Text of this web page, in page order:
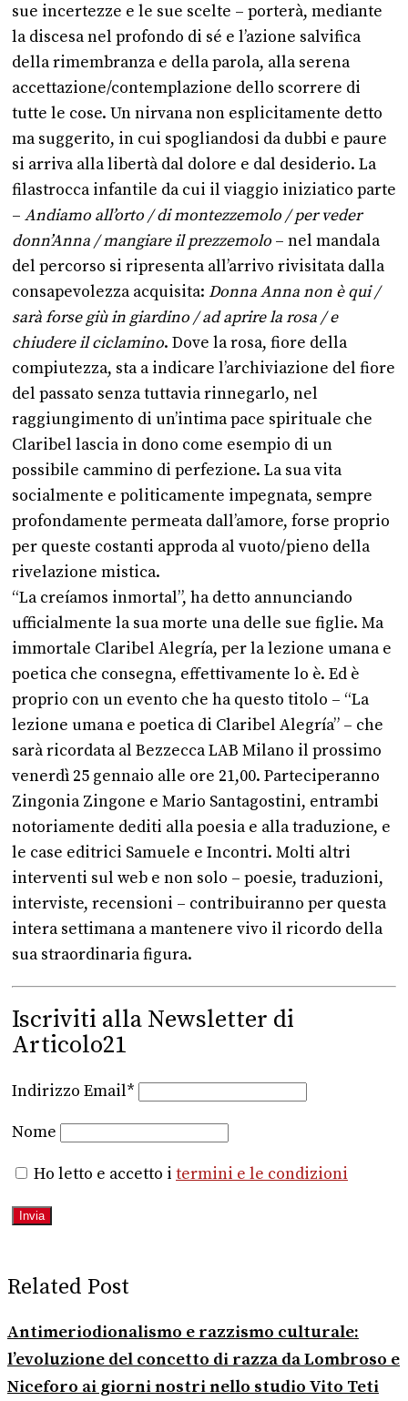
sue incertezze e le sue scelte – porterà, mediante
la discesa nel profondo di sé e l’azione salvifica
della rimembranza e della parola, alla serena
accettazione/contemplazione dello scorrere di
tutte le cose. Un nirvana non esplicitamente detto
ma suggerito, in cui spogliandosi da dubbi e paure
si arriva alla libertà dal dolore e dal desiderio. La
filastrocca infantile da cui il viaggio iniziatico parte
– Andiamo all’orto / di montezzemolo / per veder
donn’Anna / mangiare il prezzemolo – nel mandala
del percorso si ripresenta all’arrivo rivisitata dalla
consapevolezza acquisita: Donna Anna non è qui /
sarà forse giù in giardino / ad aprire la rosa / e
chiudere il ciclamino. Dove la rosa, fiore della
compiutezza, sta a indicare l’archiviazione del fiore
del passato senza tuttavia rinnegarlo, nel
raggiungimento di un’intima pace spirituale che
Claribel lascia in dono come esempio di un
possibile cammino di perfezione. La sua vita
socialmente e politicamente impegnata, sempre
profondamente permeata dall’amore, forse proprio
per queste costanti approda al vuoto/pieno della
rivelazione mistica.
“La creíamos inmortal”, ha detto annunciando
ufficialmente la sua morte una delle sue figlie. Ma
immortale Claribel Alegría, per la lezione umana e
poetica che consegna, effettivamente lo è. Ed è
proprio con un evento che ha questo titolo – “La
lezione umana e poetica di Claribel Alegría” – che
sarà ricordata al Bezzecca LAB Milano il prossimo
venerdì 25 gennaio alle ore 21,00. Parteciperanno
Zingonia Zingone e Mario Santagostini, entrambi
notoriamente dediti alla poesia e alla traduzione, e
le case editrici Samuele e Incontri. Molti altri
interventi sul web e non solo – poesie, traduzioni,
interviste, recensioni – contribuiranno per questa
intera settimana a mantenere vivo il ricordo della
sua straordinaria figura.
Iscriviti alla Newsletter di
Articolo21
Indirizzo Email*
Nome
Ho letto e accetto i termini e le condizioni
Related Post
Antimeriodionalismo e razzismo culturale:
l’evoluzione del concetto di razza da Lombroso e
Niceforo ai giorni nostri nello studio Vito Teti